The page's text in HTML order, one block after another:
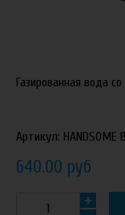
Газированная вода
Артикул: HANDSOME
640.00 руб